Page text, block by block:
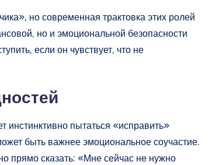
но современная трактовка этих ролей
но и эмоциональной безопасности
если он чувствует, что не
пытаться «исправить»
быть важнее эмоциональное соучастие.
прямо сказать: «Мне сейчас не нужно